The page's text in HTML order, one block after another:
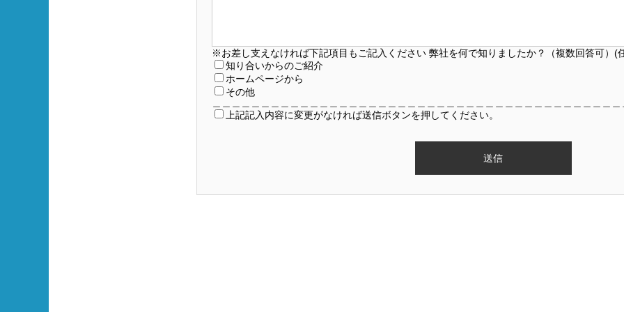
※お差し支えなければ下記項目もご記入ください 弊社を何で知りましたか？（複数回答可）(
知り合いからのご紹介
ホームページから
その他
上記記入内容に変更がなければ送信ボタンを押してください。